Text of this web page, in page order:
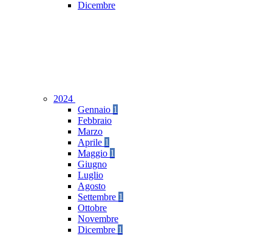
Dicembre
2024
Gennaio 1
Febbraio
Marzo
Aprile 1
Maggio 1
Giugno
Luglio
Agosto
Settembre 1
Ottobre
Novembre
Dicembre 1